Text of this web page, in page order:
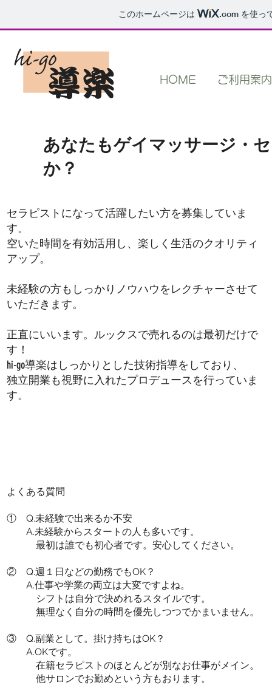
このホームページは .comを使っ
HOME ご利用案内
あなたもゲイマッサージ・
か？
セラピストになって活躍したい方を募集していま
す。
空いた時間を有効活用し、楽しく生活のクオリティ
アップ。
​未経験の方もしっかりノウハウをレクチャーさせて
いただきます。
正直にいいます。ルックスで売れるのは最初だけで
す！
hi-go導楽はしっかりとした技術指導をしており、
​独立開業も視野に入れたプロデュースを行っていま
す。
よくある質問
① Q.未経験で出来るか不安
A.未経験からスタートの人も多いです。
最初は誰でも初心者です。安心してください。
② Q.週１日などの勤務でもOK？
​ A.仕事や学業の両立は大変ですよね。
シフトは自分で決めれるスタイルです。
無理なく自分の時間を優先しつつでかまいません。
③ Q.副業として。掛け持ちはOK？
A.OKです。
在籍セラピストのほとんどが別なお仕事がメイン。
他サロンでお勤めという方もおります。